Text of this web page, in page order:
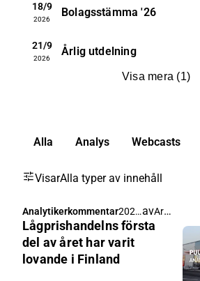
18/9
2026
Bolagsstämma '26
21/9
2026
Årlig utdelning
Visa mera (1)
Alla Analys Webcasts
VisarAlla typer av innehåll
Analytikerkommentar2026
-06-
15
05:3
6
av Arttu Heikura
Lågprishandelns första
del av året har varit
lovande i Finland